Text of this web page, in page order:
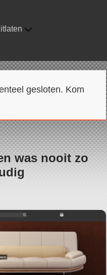
gesloten. Kom
was nooit zo